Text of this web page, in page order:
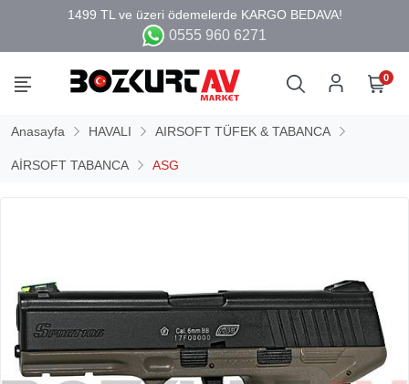
0555 960 6271
0
Anasayfa HAVALI AIRSOFT TÜFEK & TABANCA
AİRSOFT TABANCA ASG